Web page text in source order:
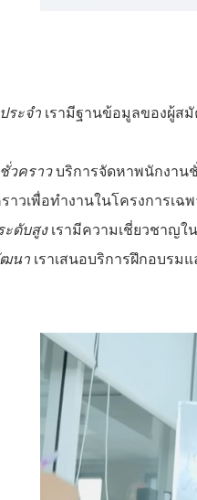
ระจำ เรามีฐานข้อมูลของผู้ส
วคราวบริการจัดหาพนักงาน
วเพื่อทำงานในโครงการเฉพ
ะดับสูงเรามีความเชี่ยวชาญใ
นา เราเสนอบริการฝึกอบร